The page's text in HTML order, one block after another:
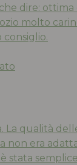
dire: ottima
molto
consiglio.
La qualità
non era
stata